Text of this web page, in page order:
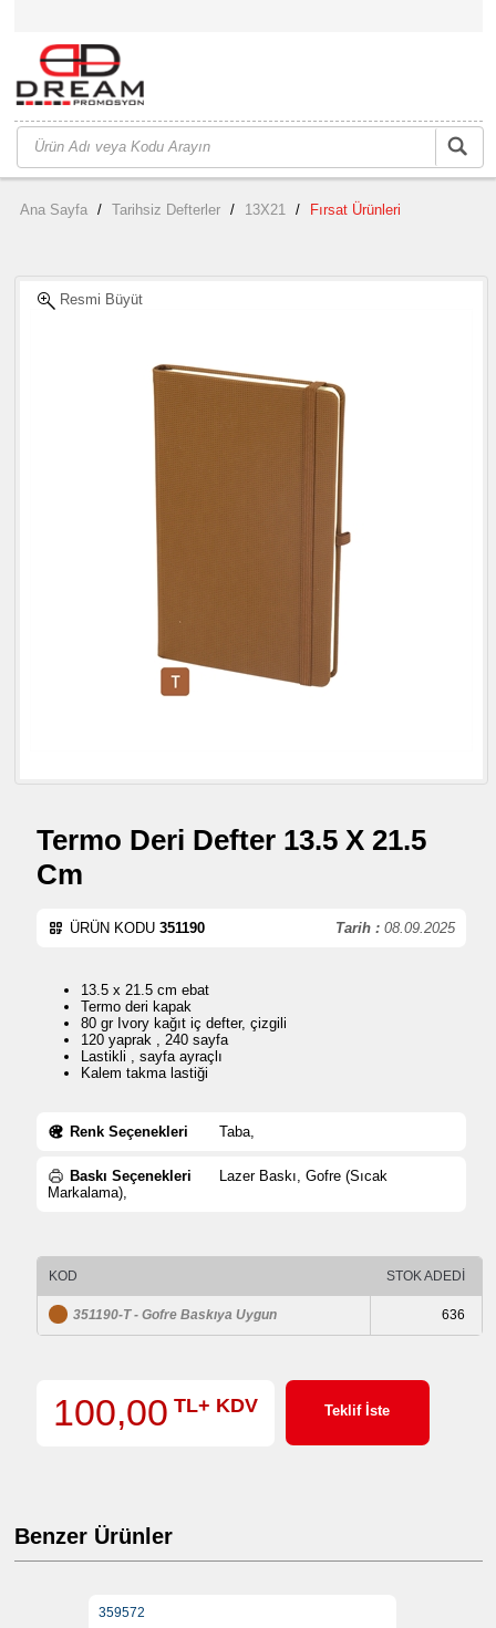
Ana Sayfa / Tarihsiz Defterler / 13X21 / Fırsat Ürünleri
Resmi Büyüt
Termo Deri Defter 13.5 X 21.5
Cm
Tarih : 08.09.2025
ÜRÜN KODU 351190
13.5 x 21.5 cm ebat
Termo deri kapak
80 gr Ivory kağıt iç defter, çizgili
120 yaprak , 240 sayfa
Lastikli , sayfa ayraçlı
Kalem takma lastiği
Renk Seçenekleri Taba,
Baskı Seçenekleri
Lazer Baskı, Gofre (Sıcak
Markalama),
KOD STOK ADEDİ
351190-T - Gofre Baskıya Uygun 636
100,00 TL+ KDV Teklif İste
Benzer Ürünler
359572